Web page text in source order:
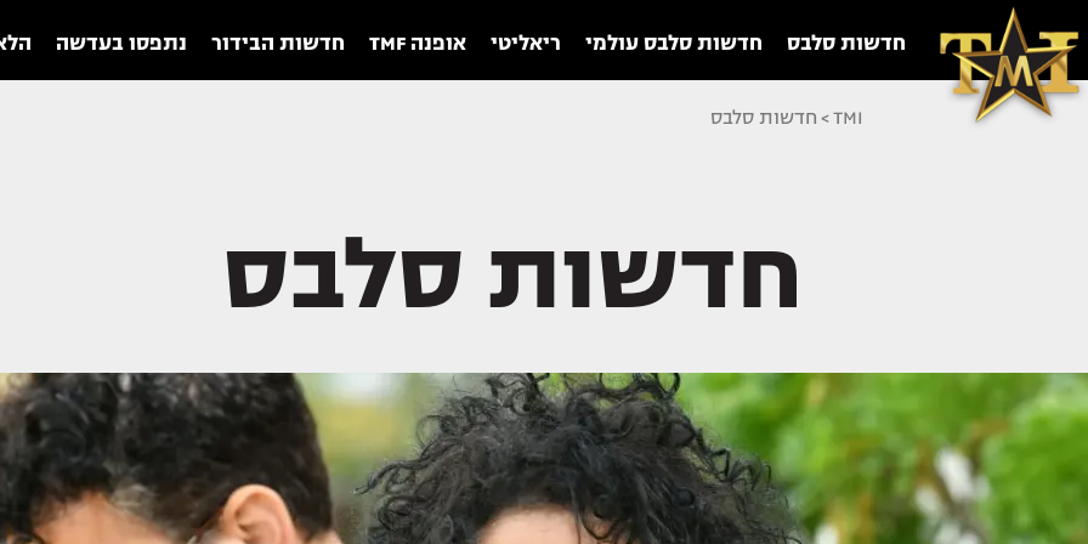
חדשות סלבס חדשות סלבס עולמי ריאליטי אופנה TMF חדשות הבידור נתפסו בעדשה
TMI
> חדשות סלבס
חדשות סלבס